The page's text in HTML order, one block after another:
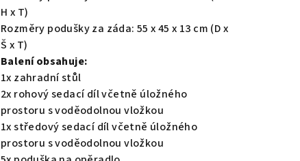
H x T)
Rozměry podušky za záda: 55 x 45 x 13 cm (D x
Š x T)
Balení obsahuje:
1x zahradní stůl
2x rohový sedací díl včetně úložného
prostoru s voděodolnou vložkou
1x středový sedací díl včetně úložného
prostoru s voděodolnou vložkou